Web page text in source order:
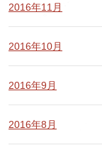
2016年11月
2016年10月
2016年9月
2016年8月